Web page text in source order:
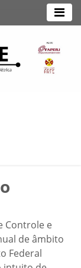
Controle e
de âmbito
Federal